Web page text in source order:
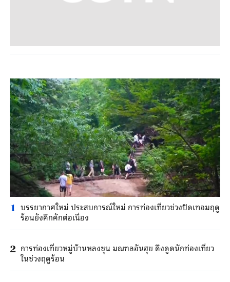
1 บรรยากาศใหม่ ประสบการณ์ใหม่ การท่องเที่ยวช่วงปิดเทอมฤดู
ร้อนยังคึกคักต่อเนื่อง
2 การท่องเที่ยวหมู่บ้านหลงชุน มณฑลอันฮุย ดึงดูดนักท่องเที่ยว
ในช่วงฤดูร้อน